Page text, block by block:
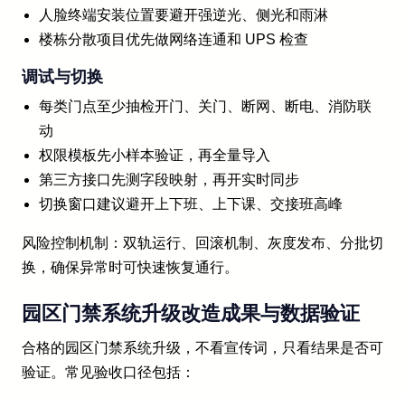
人脸终端安装位置要避开强逆光、侧光和雨淋
楼栋分散项目优先做网络连通和 UPS 检查
调试与切换
每类门点至少抽检开门、关门、断网、断电、消防联
动
权限模板先小样本验证，再全量导入
第三方接口先测字段映射，再开实时同步
切换窗口建议避开上下班、上下课、交接班高峰
风险控制机制：双轨运行、回滚机制、灰度发布、分批切
换，确保异常时可快速恢复通行。
园区门禁系统升级改造成果与数据验证
合格的园区门禁系统升级，不看宣传词，只看结果是否可
验证。常见验收口径包括：